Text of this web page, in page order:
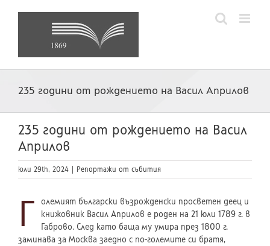
235 години от рождението на Васил Априлов
235 години от рождението на Васил
Априлов
юли 29th, 2024 Репортажи от събития
Г
олемият български възрожденски просветен деец и
книжовник Васил Априлов е роден на 21 юли 1789 г. в
Габрово. След като баща му умира през 1800 г.
заминава за Москва заедно с по-големите си братя,